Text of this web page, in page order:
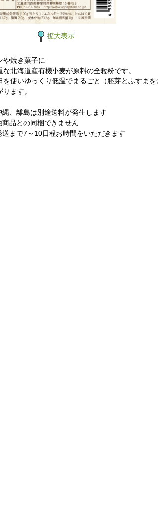
拡大表示
や焼き菓子に
な北海道産有機小麦が原料の全粒粉です。
を使いゆっくり低温でまるごと（胚芽とふすま
ります。
、離島は別途送料が発生します
品との同梱できません
まで7～10日程お時間をいただきます